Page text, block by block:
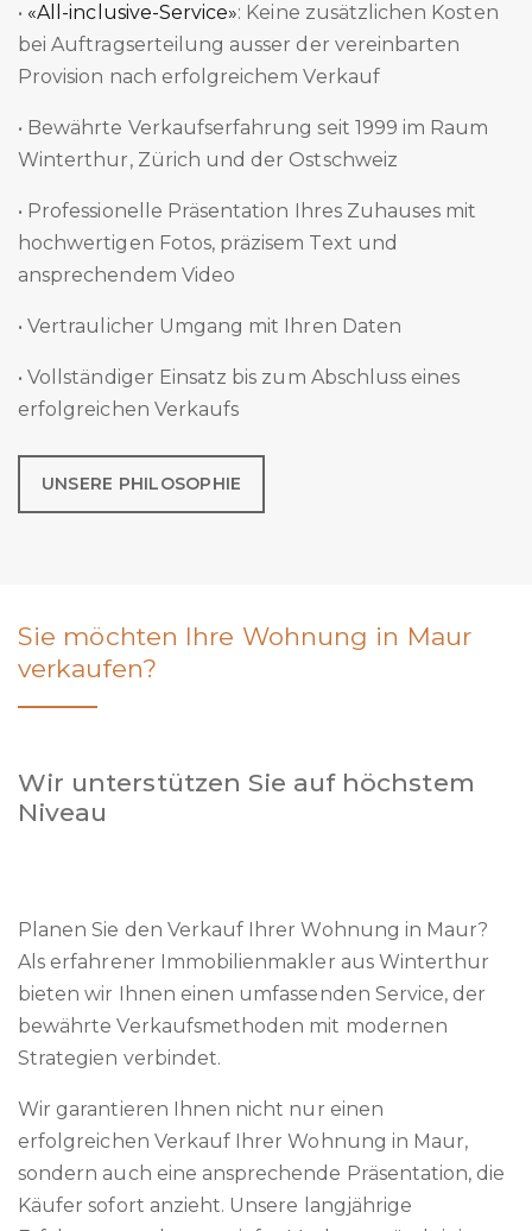
• «All-inclusive-Service»: Keine zusätzlichen Kosten
bei Auftragserteilung ausser der vereinbarten
Provision nach erfolgreichem Verkauf
• Bewährte Verkaufserfahrung seit 1999 im Raum
Winterthur, Zürich und der Ostschweiz
• Professionelle Präsentation Ihres Zuhauses mit
hochwertigen Fotos, präzisem Text und
ansprechendem Video
• Vertraulicher Umgang mit Ihren Daten
• Vollständiger Einsatz bis zum Abschluss eines
erfolgreichen Verkaufs
UNSERE PHILOSOPHIE
Sie möchten Ihre Wohnung in Maur
verkaufen?
Wir unterstützen Sie auf höchstem
Niveau
Planen Sie den Verkauf Ihrer Wohnung in Maur?
Als erfahrener Immobilienmakler aus Winterthur
bieten wir Ihnen einen umfassenden Service, der
bewährte Verkaufsmethoden mit modernen
Strategien verbindet.
Wir garantieren Ihnen nicht nur einen
erfolgreichen Verkauf Ihrer Wohnung in Maur,
sondern auch eine ansprechende Präsentation, die
Käufer sofort anzieht. Unsere langjährige